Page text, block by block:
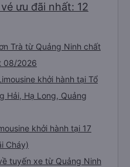
ưu đãi nhất: 12
Trà từ Quảng Ninh chất
08/2026
khởi hành tại Tổ
Hải, Hạ Long, Quảng
khởi hành tại 17
Cháy)
tuyến xe từ Quảng Ninh